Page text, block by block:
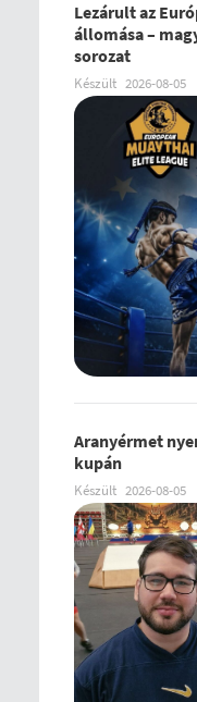
Lezárult az
állomása –
sorozat
Készült 2026-08-05
Aranyérmet
kupán
Készült 2026-08-05